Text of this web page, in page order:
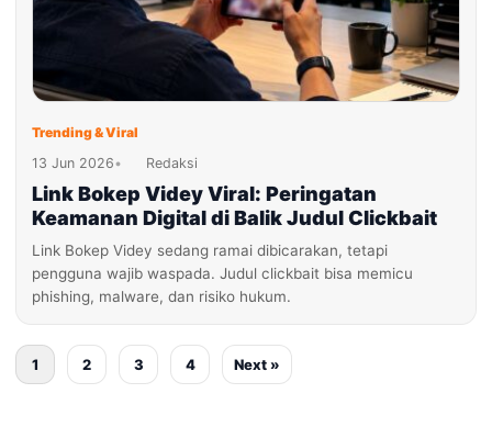
Trending & Viral
13 Jun 2026• Redaksi
Link Bokep Videy Viral: Peringatan
Keamanan Digital di Balik Judul Clickbait
Link Bokep Videy sedang ramai dibicarakan, tetapi
pengguna wajib waspada. Judul clickbait bisa memicu
phishing, malware, dan risiko hukum.
1 2 3 4 Next »